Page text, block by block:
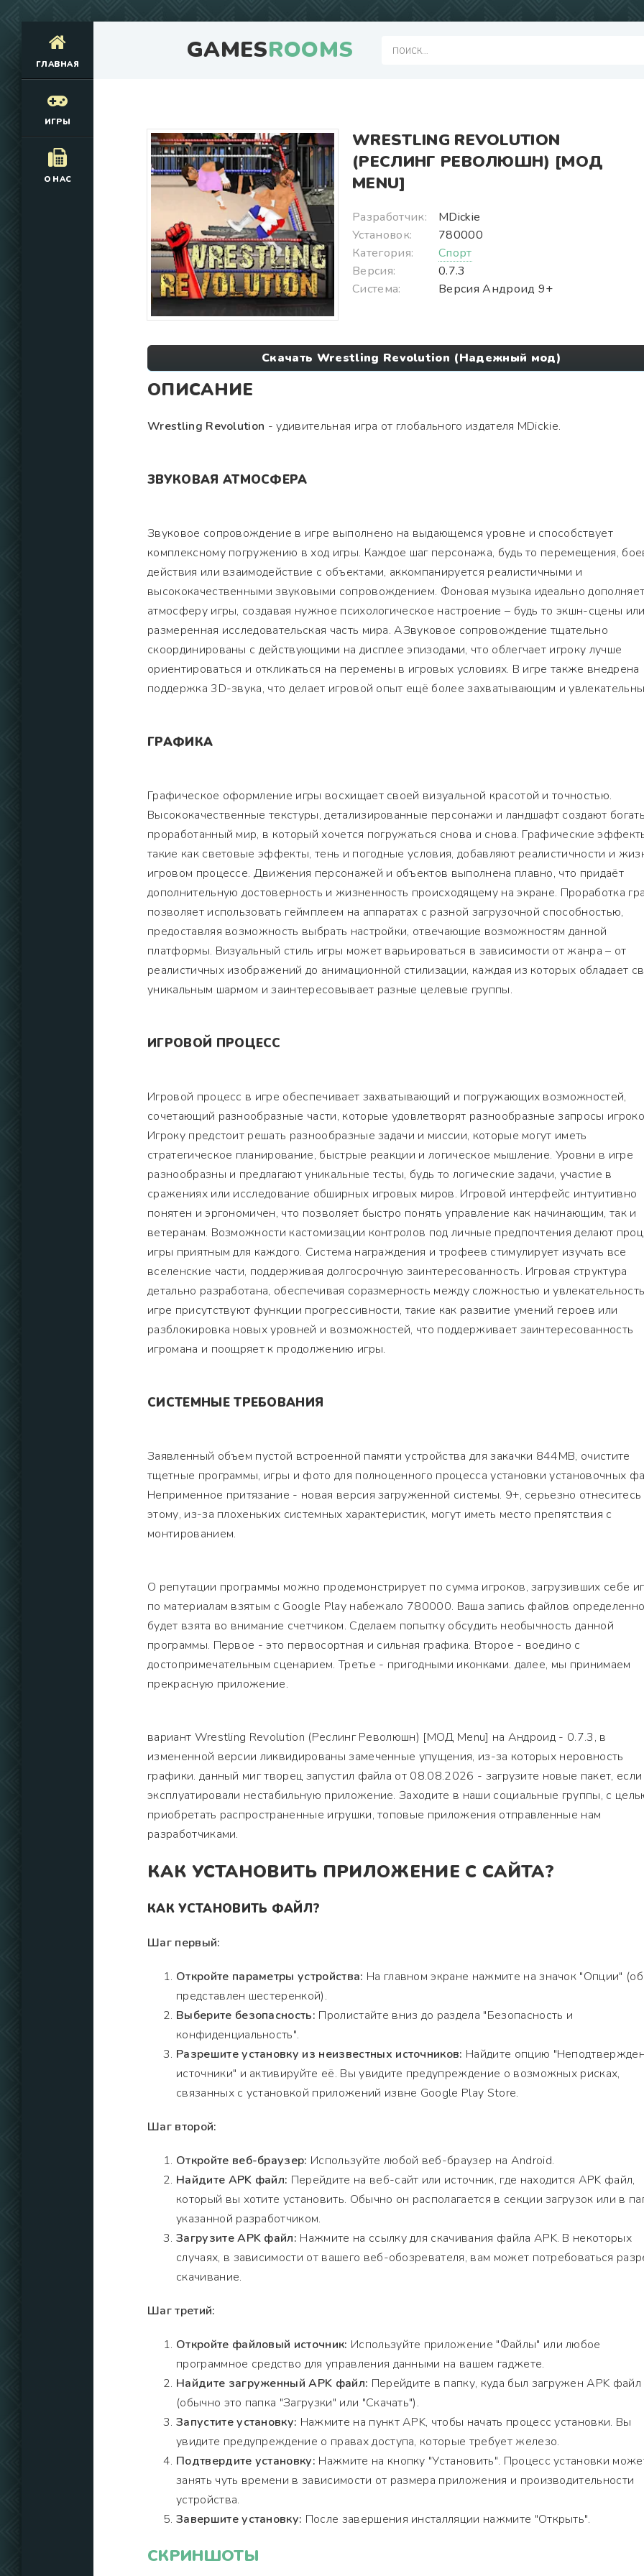
GAMESROOMS
ГЛАВНАЯ
ИГРЫ
О НАС
WRESTLING REVOLUTION
(РЕСЛИНГ РЕВОЛЮШН) [МОД
MENU]
Разработчик:
MDickie
Установок:
780000
Категория:
Спорт
Версия:
0.7.3
Система:
Версия Андроид 9+
Скачать Wrestling Revolution (Надежный мод)
ОПИСАНИЕ
Wrestling Revolution - удивительная игра от глобального издателя MDickie.
ЗВУКОВАЯ АТМОСФЕРА
Звуковое сопровождение в игре выполнено на выдающемся уровне и способствует
комплексному погружению в ход игры. Каждое шаг персонажа, будь то перемещения,
действия или взаимодействие с объектами, аккомпанируется реалистичными и
высококачественными звуковыми сопровождением. Фоновая музыка идеально
атмосферу игры, создавая нужное психологическое настроение – будь то экшн-сцены
размеренная исследовательская часть мира. АЗвуковое сопровождение тщательно
скоординированы с действующими на дисплее эпизодами, что облегчает игроку лучше
ориентироваться и откликаться на перемены в игровых условиях. В игре также внедрена
поддержка 3D-звука, что делает игровой опыт ещё более захватывающим и
ГРАФИКА
Графическое оформление игры восхищает своей визуальной красотой и точностью.
Высококачественные текстуры, детализированные персонажи и ландшафт создают
проработанный мир, в который хочется погружаться снова и снова. Графические
такие как световые эффекты, тень и погодные условия, добавляют реалистичности и
игровом процессе. Движения персонажей и объектов выполнена плавно, что придаёт
дополнительную достоверность и жизненность происходящему на экране. Проработка
позволяет использовать геймплеем на аппаратах с разной загрузочной способностью,
предоставляя возможность выбрать настройки, отвечающие возможностям данной
платформы. Визуальный стиль игры может варьироваться в зависимости от жанра – от
реалистичных изображений до анимационной стилизации, каждая из которых обладает
уникальным шармом и заинтересовывает разные целевые группы.
ИГРОВОЙ ПРОЦЕСС
Игровой процесс в игре обеспечивает захватывающий и погружающих возможностей,
сочетающий разнообразные части, которые удовлетворят разнообразные запросы
Игроку предстоит решать разнообразные задачи и миссии, которые могут иметь
стратегическое планирование, быстрые реакции и логическое мышление. Уровни в игре
разнообразны и предлагают уникальные тесты, будь то логические задачи, участие в
сражениях или исследование обширных игровых миров. Игровой интерфейс интуитивно
понятен и эргономичен, что позволяет быстро понять управление как начинающим, так и
ветеранам. Возможности кастомизации контролов под личные предпочтения делают
игры приятным для каждого. Система награждения и трофеев стимулирует изучать все
вселенские части, поддерживая долгосрочную заинтересованность. Игровая структура
детально разработана, обеспечивая соразмерность между сложностью и
игре присутствуют функции прогрессивности, такие как развитие умений героев или
разблокировка новых уровней и возможностей, что поддерживает заинтересованность
игромана и поощряет к продолжению игры.
СИСТЕМНЫЕ ТРЕБОВАНИЯ
Заявленный объем пустой встроенной памяти устройства для закачки 844MB, очистите
тщетные программы, игры и фото для полноценного процесса установки установочных
Неприменное притязание - новая версия загруженной системы. 9+, серьезно отнеситесь
этому, из-за плохеньких системных характеристик, могут иметь место препятствия с
монтированием.
О репутации программы можно продемонстрирует по сумма игроков, загрузивших себе
по материалам взятым с Google Play набежало 780000. Ваша запись файлов
будет взята во внимание счетчиком. Сделаем попытку обсудить необычность данной
программы. Первое - это первосортная и сильная графика. Второе - воедино с
достопримечательным сценарием. Третье - пригодными иконками. далее, мы принимаем
прекрасную приложение.
вариант Wrestling Revolution (Реслинг Революшн) [МОД Menu] на Андроид - 0.7.3, в
измененной версии ликвидированы замеченные упущения, из-за которых неровность
графики. данный миг творец запустил файла от 08.08.2026 - загрузите новые пакет, если
эксплуатировали нестабильную приложение. Заходите в наши социальные группы, с
приобретать распространенные игрушки, топовые приложения отправленные нам
разработчиками.
КАК УСТАНОВИТЬ ПРИЛОЖЕНИЕ С САЙТА?
КАК УСТАНОВИТЬ ФАЙЛ?
Шаг первый:
Откройте параметры устройства: На главном экране нажмите на значок "Опции"
представлен шестеренкой).
Выберите безопасность: Пролистайте вниз до раздела "Безопасность и
конфиденциальность".
Разрешите установку из неизвестных источников: Найдите опцию
источники" и активируйте её. Вы увидите предупреждение о возможных рисках,
связанных с установкой приложений извне Google Play Store.
Шаг второй:
Откройте веб-браузер: Используйте любой веб-браузер на Android.
Найдите APK файл: Перейдите на веб-сайт или источник, где находится APK файл,
который вы хотите установить. Обычно он располагается в секции загрузок или в
указанной разработчиком.
Загрузите APK файл: Нажмите на ссылку для скачивания файла APK. В некоторых
случаях, в зависимости от вашего веб-обозревателя, вам может потребоваться
скачивание.
Шаг третий:
Откройте файловый источник: Используйте приложение "Файлы" или любое
программное средство для управления данными на вашем гаджете.
Найдите загруженный APK файл: Перейдите в папку, куда был загружен APK файл
(обычно это папка "Загрузки" или "Скачать").
Запустите установку: Нажмите на пункт APK, чтобы начать процесс установки. Вы
увидите предупреждение о правах доступа, которые требует железо.
Подтвердите установку: Нажмите на кнопку "Установить". Процесс установки
занять чуть времени в зависимости от размера приложения и производительности
устройства.
Завершите установку: После завершения инсталляции нажмите "Открыть".
СКРИНШОТЫ